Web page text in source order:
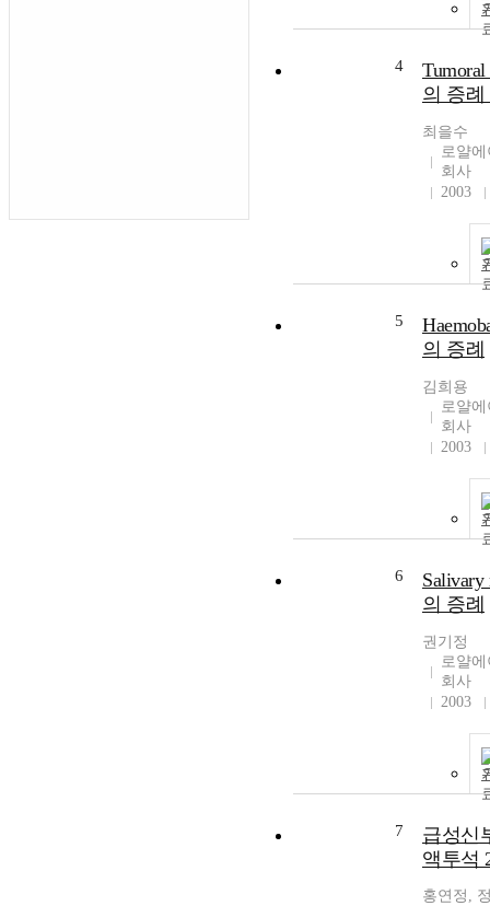
4
Tumoral
의 증
최을수
로얄
회사
2003
5
의 증례
김희용
로얄
회사
2003
6
Salivary
의 증례
권기정
로얄
회사
2003
7
급성신
액투석
홍연정,